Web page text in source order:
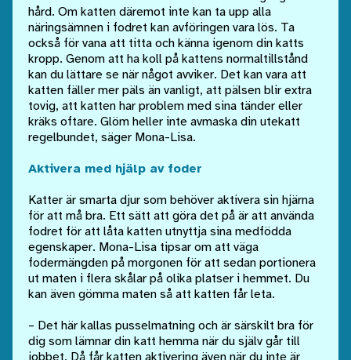
hård. Om katten däremot inte kan ta upp alla
näringsämnen i fodret kan avföringen vara lös. Ta
också för vana att titta och känna igenom din katts
kropp. Genom att ha koll på kattens normaltillstånd
kan du lättare se när något avviker. Det kan vara att
katten fäller mer päls än vanligt, att pälsen blir extra
tovig, att katten har problem med sina tänder eller
kräks oftare. Glöm heller inte avmaska din utekatt
regelbundet, säger Mona-Lisa.
Aktivera med hjälp av foder
Katter är smarta djur som behöver aktivera sin hjärna
för att må bra. Ett sätt att göra det på är att använda
fodret för att låta katten utnyttja sina medfödda
egenskaper. Mona-Lisa tipsar om att väga
fodermängden på morgonen för att sedan portionera
ut maten i flera skålar på olika platser i hemmet. Du
kan även gömma maten så att katten får leta.
– Det här kallas pusselmatning och är särskilt bra för
dig som lämnar din katt hemma när du själv går till
jobbet. Då får katten aktivering även när du inte är